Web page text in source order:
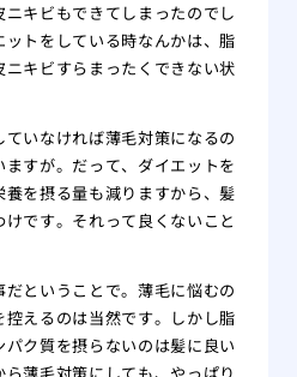
キビもできてしまったのでし
トをしている時なんかは、脂
キビすらまったくできない状
いなければ薄毛対策になるの
すが。だって、ダイエットを
養を摂る量も減りますから、髪
です。それって良くないこと
ということで。薄毛に悩むの
えるのは当然です。しかし脂
ク質を摂らないのは髪に良い